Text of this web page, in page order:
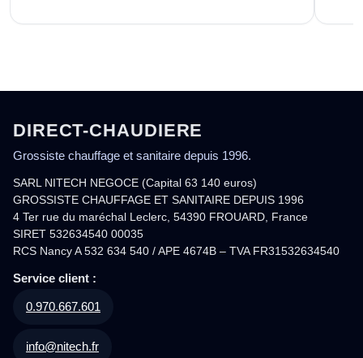
DIRECT-CHAUDIERE
Grossiste chauffage et sanitaire depuis 1996.
SARL NITECH NEGOCE (Capital 63 140 euros)
GROSSISTE CHAUFFAGE ET SANITAIRE DEPUIS 1996
4 Ter rue du maréchal Leclerc, 54390 FROUARD, France
SIRET 532634540 00035
RCS Nancy A 532 634 540 / APE 4674B – TVA FR31532634540
Service client :
0.970.667.601
info@nitech.fr